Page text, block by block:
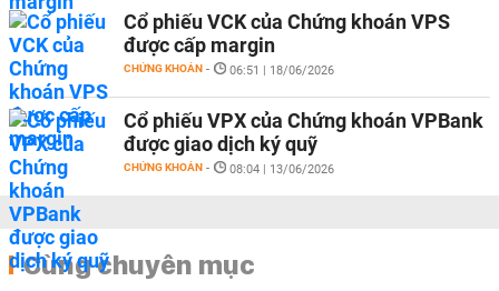
Cổ phiếu VCK của Chứng khoán VPS
được cấp margin
CHỨNG KHOÁN - 06:51 | 18/06/2026
Cổ phiếu VPX của Chứng khoán VPBank
được giao dịch ký quỹ
CHỨNG KHOÁN - 08:04 | 13/06/2026
Cùng chuyên mục